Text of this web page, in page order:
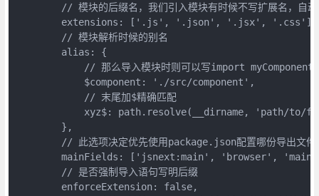
// 模块的后缀名，我们引入模块有时候不写扩展名，自
        extensions: ['.js', '.json', '.jsx', '.css'],
        // 模块解析时候的别名
        alias: {
// 那么导入模块时则可以写import
            $component: './src/component',
            // 末尾加$精确匹配
xyz$: path.resolve(__dirname, 'path/to/
        },
// 此选项决定优先使用package.json配置哪份导出文件
mainFields: ['jsnext:main', 'browser',
        // 是否强制导入语句写明后缀
        enforceExtension: false,